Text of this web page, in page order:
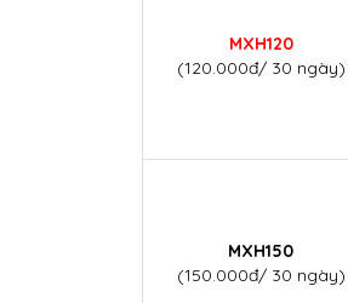
MXH120
(120.000đ/ 30 ngày)
MXH150
(150.000đ/ 30 ngày)